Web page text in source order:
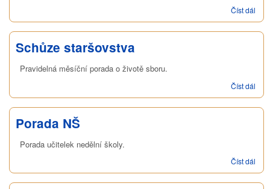
Číst dál
Schůze staršovstva
Pravidelná měsíční porada o životě sboru.
Číst dál
Porada NŠ
Porada učitelek nedělní školy.
Číst dál
NŠ